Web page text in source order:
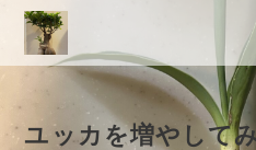
ユッカを増やして